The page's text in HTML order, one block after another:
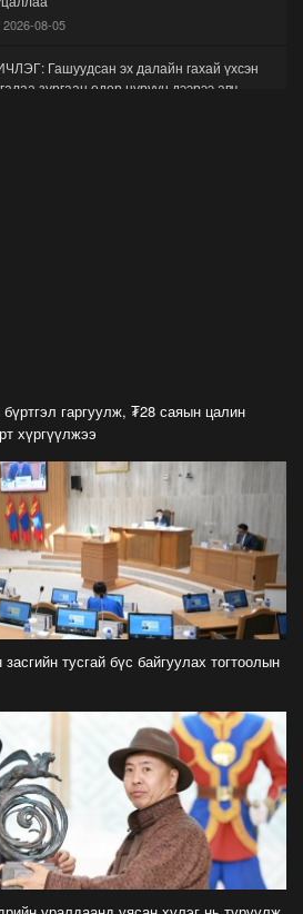
2026-08-05
Гашуудсан эх далайн гахай үхсэн
зургаан өдөр нуруун дээрээ авч
2026-07-30
Бид хүссэн хүсээгүй зах зээлийн
руу орно, тэр нь одоогийнхоос өндөр
2026-07-26
нутгийн зам ашигласны төлбөрийг
aaс 5000 төгрөг болгож нэмлээ
2026-07-22
үүгээр даалгавраа өгдгийг зогсоож,
2026-07-21
Тажикистан Улсын Ерөнхийлөгчийн
эхэллээ
2026-07-21
гаргуулж, ₮28 саяын цалин
хүргүүлжээ
тусгай бүс байгуулах тогтоолын